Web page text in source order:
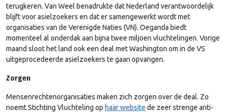
terugkeren. Van Weel benadrukte dat Nederland verantwoordelijk
blijft voor asielzoekers en dat er samengewerkt wordt met
organisaties van de Verenigde Naties (VN). Oeganda biedt
momenteel al onderdak aan bijna twee miljoen vluchtelingen. Vorige
maand sloot het land ook een deal met Washington om in de VS
uitgeprocedeerde asielzoekers te gaan opvangen.
Zorgen
Mensenrechtenorganisaties maken zich zorgen over de deal. Zo
noemt Stichting Vluchteling op haar website de zeer strenge anti-